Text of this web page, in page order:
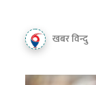
खबर विन्दु